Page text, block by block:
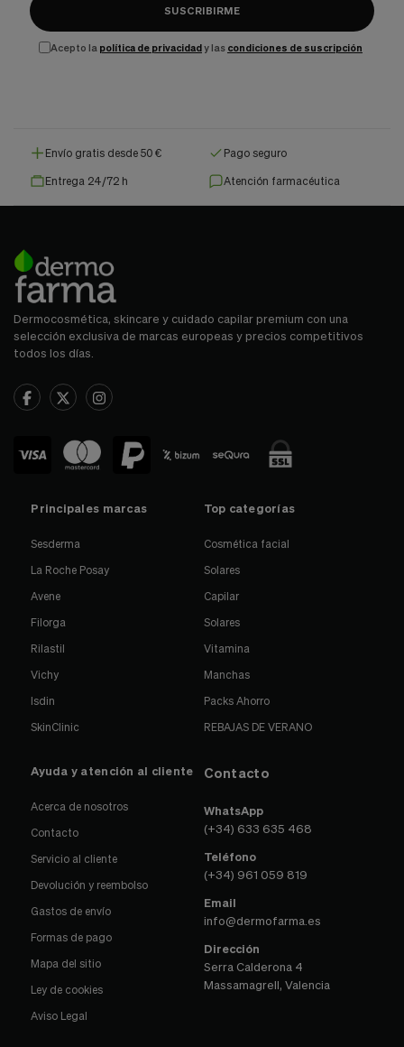
SUSCRIBIRME
Acepto la política de privacidady las condiciones de suscripción
Envío gratis desde 50 € Pago seguro
Entrega 24/72 h Atención farmacéutica
Dermocosmética, skincare y cuidado capilar premium con una
selección exclusiva de marcas europeas y precios competitivos
todos los días.
Principales marcas
Sesderma
La Roche Posay
Avene
Filorga
Rilastil
Vichy
Isdin
SkinClinic
Top categorías
Cosmética facial
Solares
Capilar
Solares
Vitamina
Manchas
Packs Ahorro
REBAJAS DE VERANO
Ayuda y atención al cliente
Acerca de nosotros
Contacto
Servicio al cliente
Devolución y reembolso
Gastos de envío
Formas de pago
Mapa del sitio
Ley de cookies
Aviso Legal
Contacto
WhatsApp
(+34) 633 635 468
Teléfono
(+34) 961 059 819
Email
info@dermofarma.es
Dirección
Serra Calderona 4
Massamagrell, Valencia